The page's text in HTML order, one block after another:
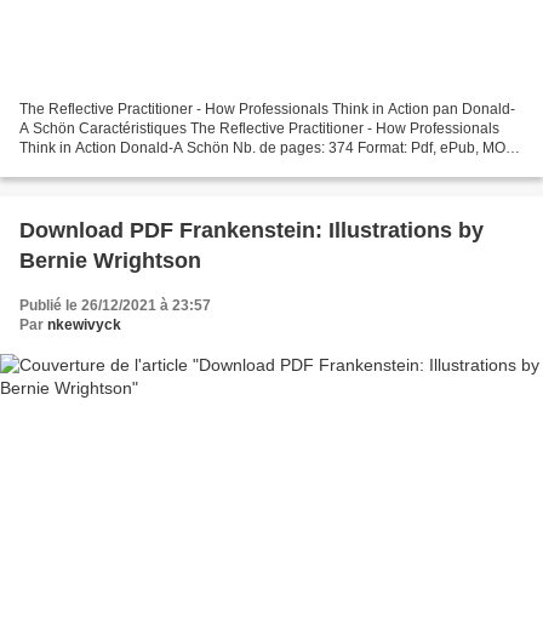
The Reflective Practitioner - How Professionals Think in Action pan Donald-
A Schön Caractéristiques The Reflective Practitioner - How Professionals
Think in Action Donald-A Schön Nb. de pages: 374 Format: Pdf, ePub, MOBI,
Download PDF Frankenstein: Illustrations by
Bernie Wrightson
Publié le 26/12/2021 à 23:57
Par nkewivyck